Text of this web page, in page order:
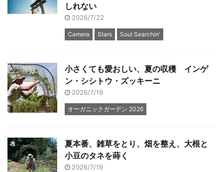
しれない
2026/7/22
Camera Stars Soul Searchin'
小さくても愛おしい、夏の収穫 インゲ
ン・シシトウ・ズッキーニ
2026/7/19
オーガニックガーデン 2026
夏本番、雑草をとり、畑を整え、大根と
小豆のタネを蒔く
2026/7/19